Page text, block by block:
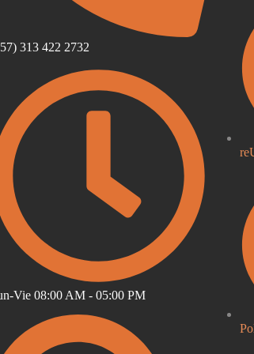
313 422 2732
Vie 08:00 AM - 05:00 PM